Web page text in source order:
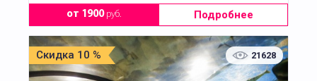
от 1900руб. Подробнее
Скидка 10 % 21628